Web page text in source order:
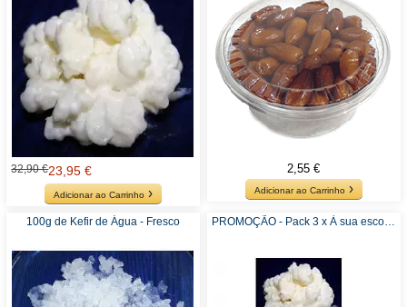
32,90 €23,95 €
Adicionar ao Carrinho
2,55 €
Adicionar ao Carrinho
100g de Kefir de Água - Fresco